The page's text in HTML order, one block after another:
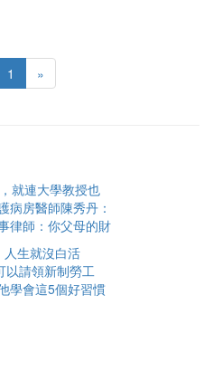
1 »
就連大學教授也
病房醫師陳秀丹：
律師：你父母的財
生就沒白活
以請領新制勞工
學會這5個好習慣